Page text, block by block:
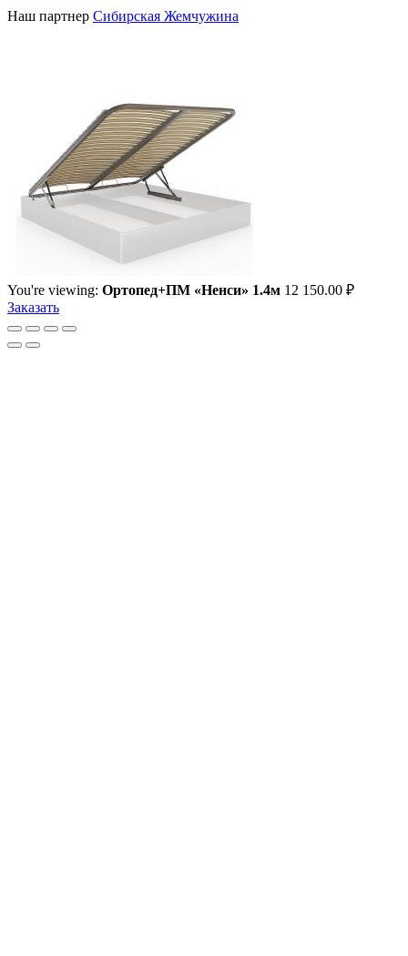
Наш партнер Сибирская Жемчужина
You're viewing: Ортопед+ПМ «Ненси» 1.4м 12 150.00 ₽
Заказать